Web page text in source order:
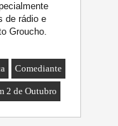
de rádio e
Groucho.
Comediante
2 de Outubro